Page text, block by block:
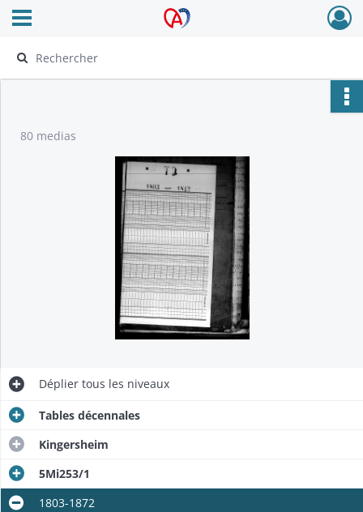
Archives Alsace - Colmar
Ouvrir le menu déroulant
80 medias
Déplier tous les niveaux
Tables décennales
Kingersheim
5Mi253/1
1803-1872